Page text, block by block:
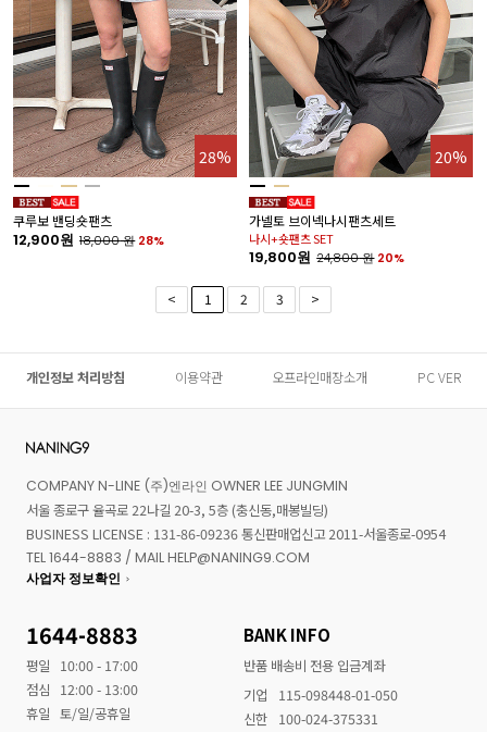
28%
쿠루보 밴딩숏팬츠
12,900원 18,000원 28%
20%
가넬토 브이넥나시팬츠세트
나시+숏팬츠 SET
19,800원 24,800원 20%
< 1 2 3 >
개인정보 처리방침 이용약관 오프라인매장소개 PC VER
COMPANY N-LINE (주)엔라인 OWNER LEE JUNGMIN
서울 종로구 율곡로 22나길 20-3, 5층 (충신동,매봉빌딩)
BUSINESS LICENSE : 131-86-09236 통신판매업신고 2011-서울종로-0954
TEL 1644-8883 / MAIL HELP@NANING9.COM
사업자 정보확인
1644-8883
평일
10:00 - 17:00
점심
12:00 - 13:00
휴일 토/일/공휴일
BANK INFO
반품 배송비 전용 입금계좌
기업
115-098448-01-050
신한
100-024-375331